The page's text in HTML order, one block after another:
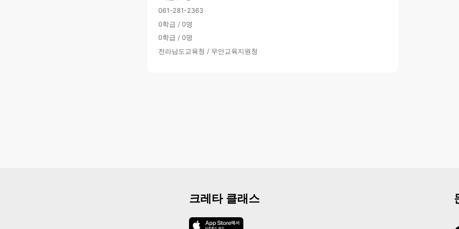
061-281-2363
0학급 / 0명
0학급 / 0명
전라남도교육청 / 무안교육지원청
크레타 클래스